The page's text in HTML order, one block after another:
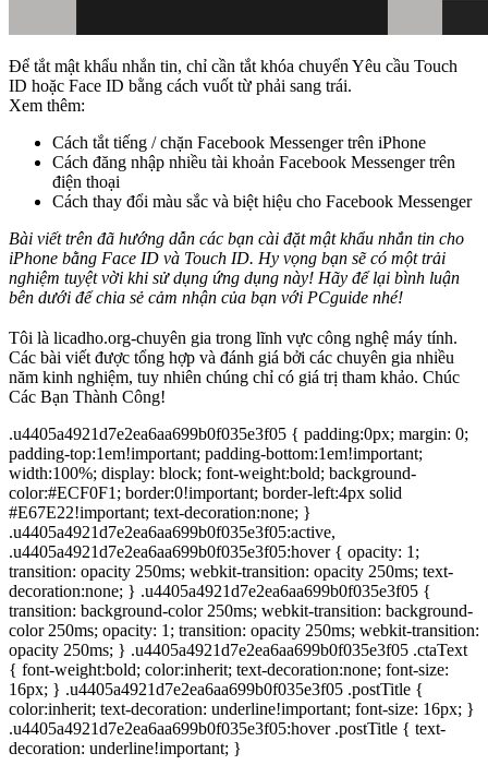
Để tắt mật khẩu nhắn tin, chỉ cần tắt khóa chuyển Yêu cầu Touch
ID hoặc Face ID bằng cách vuốt từ phải sang trái.
Xem thêm:
Cách tắt tiếng / chặn Facebook Messenger trên iPhone
Cách đăng nhập nhiều tài khoản Facebook Messenger trên
điện thoại
Cách thay đổi màu sắc và biệt hiệu cho Facebook Messenger
Bài viết trên đã hướng dẫn các bạn cài đặt mật khẩu nhắn tin cho
iPhone bằng Face ID và Touch ID. Hy vọng bạn sẽ có một trải
nghiệm tuyệt vời khi sử dụng ứng dụng này! Hãy để lại bình luận
bên dưới để chia sẻ cảm nhận của bạn với PCguide nhé!
Tôi là licadho.org-chuyên gia trong lĩnh vực công nghệ máy tính.
Các bài viết được tổng hợp và đánh giá bởi các chuyên gia nhiều
năm kinh nghiệm, tuy nhiên chúng chỉ có giá trị tham khảo. Chúc
Các Bạn Thành Công!
.u4405a4921d7e2ea6aa699b0f035e3f05 { padding:0px; margin: 0;
padding-top:1em!important; padding-bottom:1em!important;
width:100%; display: block; font-weight:bold; background-
color:#ECF0F1; border:0!important; border-left:4px solid
#E67E22!important; text-decoration:none; }
.u4405a4921d7e2ea6aa699b0f035e3f05:active,
.u4405a4921d7e2ea6aa699b0f035e3f05:hover { opacity: 1;
transition: opacity 250ms; webkit-transition: opacity 250ms; text-
decoration:none; } .u4405a4921d7e2ea6aa699b0f035e3f05 {
transition: background-color 250ms; webkit-transition: background-
color 250ms; opacity: 1; transition: opacity 250ms; webkit-transition:
opacity 250ms; } .u4405a4921d7e2ea6aa699b0f035e3f05 .ctaText
{ font-weight:bold; color:inherit; text-decoration:none; font-size:
16px; } .u4405a4921d7e2ea6aa699b0f035e3f05 .postTitle {
color:inherit; text-decoration: underline!important; font-size: 16px; }
.u4405a4921d7e2ea6aa699b0f035e3f05:hover .postTitle { text-
decoration: underline!important; }